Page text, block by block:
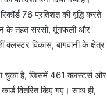
76 प्रतिशत की वृद्धि करते
के तहत सरसों, मूंगफली और
विकास, बागवानी के क्षेत्र
चुका है, जिसमें 461 क्लस्टर्स और
वितरित किए गए। साथ ही,